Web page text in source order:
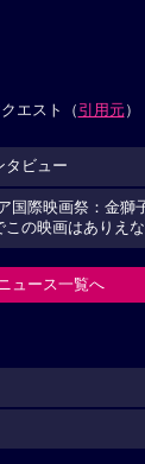
エスト（ 引用元）
タビュー
際映画祭：金獅
の映画はありえ
ュース一覧へ